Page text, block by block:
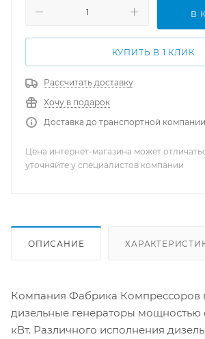
В
КУПИТЬ В 1 КЛИК
Рассчитать доставку
Хочу в подарок
Доставка до транспортной
Цена интернет-магазина может
уточняйте у специалистов компании
ОПИСАНИЕ
Компания Фабрика Компрессоров
дизельные генераторы мощностью
кВт. Различного исполнения